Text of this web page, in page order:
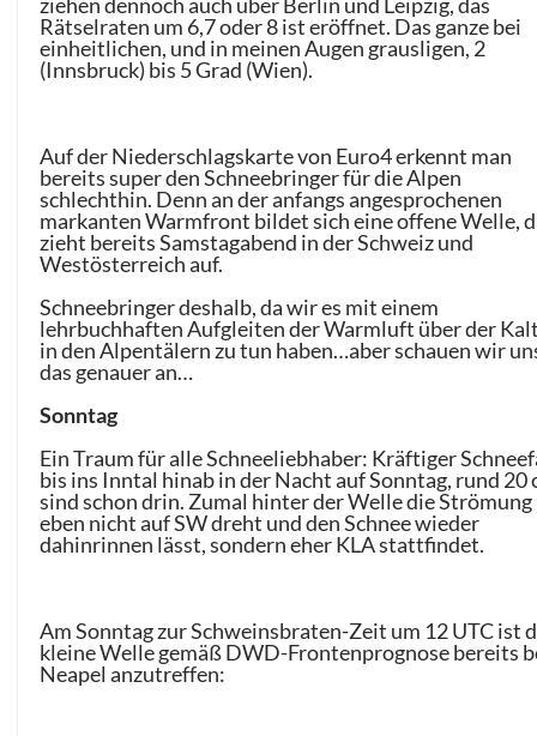
Rätselraten um 6,7 oder 8 ist eröffnet. Das ganze bei
einheitlichen, und in meinen Augen grausligen, 2
(Innsbruck) bis 5 Grad (Wien).
Auf der Niederschlagskarte von Euro4 erkennt man
bereits super den Schneebringer für die Alpen
schlechthin. Denn an der anfangs angesprochenen
markanten Warmfront bildet sich eine offene Welle,
zieht bereits Samstagabend in der Schweiz und
Westösterreich auf.
Schneebringer deshalb, da wir es mit einem
lehrbuchhaften Aufgleiten der Warmluft über der
in den Alpentälern zu tun haben…aber schauen wir
das genauer an…
Sonntag
Ein Traum für alle Schneeliebhaber: Kräftiger
bis ins Inntal hinab in der Nacht auf Sonntag, rund 20
sind schon drin. Zumal hinter der Welle die Strömung
eben nicht auf SW dreht und den Schnee wieder
dahinrinnen lässt, sondern eher KLA stattfindet.
Am Sonntag zur Schweinsbraten-Zeit um 12 UTC ist
kleine Welle gemäß DWD-Frontenprognose bereits
Neapel anzutreffen: